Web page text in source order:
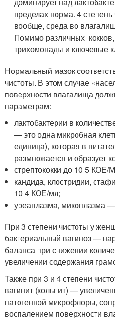
пределах норма. 4 степень
вообще, среда во
Помимо различных
трихомонады и ключевые
Нормальный мазок
чистоты. В этом случае
поверхности влагалища
параметрам:
лактобактерии в
— это одна микробная
единица), которая в
размножается и образует
стрептококки до 10 5 КОЕ/
кандида, клостридии,
10 4 КОЕ/мл;
уреаплазма, микоплазма
При 3 степени чистоты у
бактериальный вагиноз —
баланса при снижении
увеличении содержания
Также при 3 и 4 степени
вагинит (кольпит) —
патогенной микрофлоры,
воспалением поверхности